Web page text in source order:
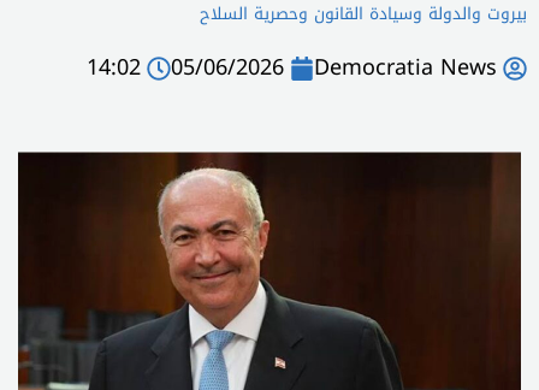
بيروت والدولة وسيادة القانون وحصرية السلاح
Democratia News
05/06/2026
14:02